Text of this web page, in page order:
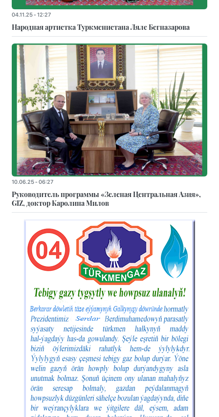
04.11.25 - 12:27
Народная артистка Туркменистана Ляле Бегназарова
10.06.25 - 06:27
Руководитель программы «Зеленая Центральная Азия»,
GIZ, доктор Каролина Милов